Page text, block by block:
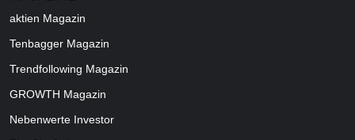
aktien Magazin
Tenbagger Magazin
Trendfollowing Magazin
GROWTH Magazin
Nebenwerte Investor